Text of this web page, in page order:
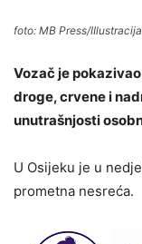
foto: MB Press/IIlustracija
Vozač je
droge, crvene i
unutrašnjosti
U Osijeku je u
prometna nesreća.